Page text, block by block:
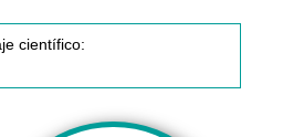
científico: